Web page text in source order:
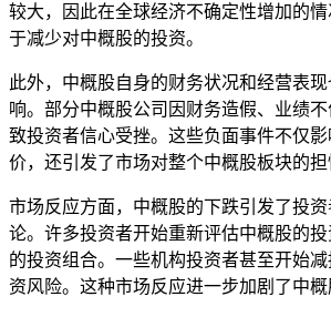
较大，因此在全球经济不确定性增加的
于减少对中概股的投资。
此外，中概股自身的财务状况和经营表
响。部分中概股公司因财务造假、业绩
致投资者信心受挫。这些负面事件不仅
价，还引发了市场对整个中概股板块的担
市场反应方面，中概股的下跌引发了投
论。许多投资者开始重新评估中概股的
的投资组合。一些机构投资者甚至开始
资风险。这种市场反应进一步加剧了中概